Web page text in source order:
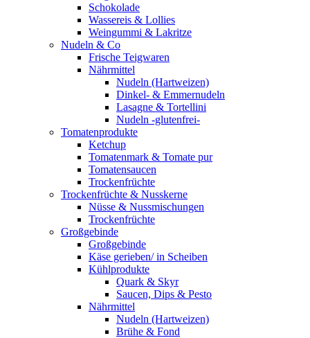
Schokolade
Wassereis & Lollies
Weingummi & Lakritze
Nudeln & Co
Frische Teigwaren
Nährmittel
Nudeln (Hartweizen)
Dinkel- & Emmernudeln
Lasagne & Tortellini
Nudeln -glutenfrei-
Tomatenprodukte
Ketchup
Tomatenmark & Tomate pur
Tomatensaucen
Trockenfrüchte
Trockenfrüchte & Nusskerne
Nüsse & Nussmischungen
Trockenfrüchte
Großgebinde
Großgebinde
Käse gerieben/ in Scheiben
Kühlprodukte
Quark & Skyr
Saucen, Dips & Pesto
Nährmittel
Nudeln (Hartweizen)
Brühe & Fond